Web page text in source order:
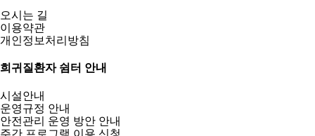
오시는 길
이용약관
개인정보처리방침
희귀질환자 쉼터 안내
시설안내
운영규정 안내
안전관리 운영 방안 안내
주간 프로그램 이용 신청